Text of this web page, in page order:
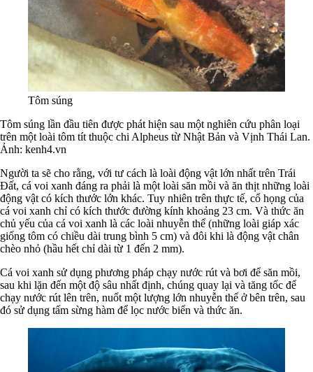
Tôm súng
Tôm súng lần đầu tiên được phát hiện sau một nghiên cứu phân loại
trên một loài tôm tít thuộc chi Alpheus từ Nhật Bản và Vịnh Thái Lan.
Ảnh: kenh4.vn
Người ta sẽ cho rằng, với tư cách là loài động vật lớn nhất trên Trái
Đất, cá voi xanh đáng ra phải là một loài săn mồi và ăn thịt những loài
động vật có kích thước lớn khác. Tuy nhiên trên thực tế, cổ họng của
cá voi xanh chỉ có kích thước đường kính khoảng 23 cm. Và thức ăn
chủ yếu của cá voi xanh là các loài nhuyễn thể (những loài giáp xác
giống tôm có chiều dài trung bình 5 cm) và đôi khi là động vật chân
chèo nhỏ (hầu hết chỉ dài từ 1 đến 2 mm).
Cá voi xanh sử dụng phương pháp chạy nước rút và bơi để săn mồi,
sau khi lặn đến một độ sâu nhất định, chúng quay lại và tăng tốc để
chạy nước rút lên trên, nuốt một lượng lớn nhuyễn thể ở bên trên, sau
đó sử dụng tấm sừng hàm để lọc nước biển và thức ăn.